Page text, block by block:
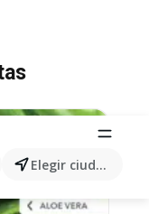
Elegir ciudad